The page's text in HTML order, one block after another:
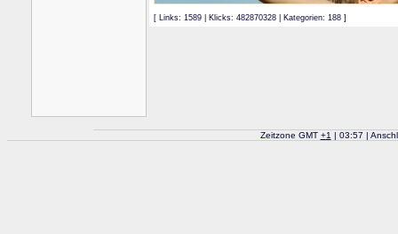
[ Links: 1589 | Klicks: 482870328 | Kategorien: 188 ]
Zeitzone GMT +1 | 03:57 |